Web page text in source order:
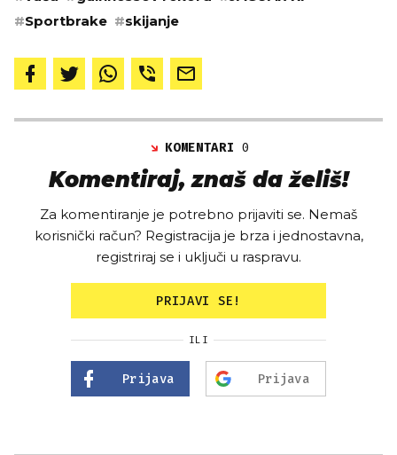
#Sportbrake #skijanje
KOMENTARI0
Komentiraj, znaš da želiš!
Za komentiranje je potrebno prijaviti se. Nemaš
korisnički račun? Registracija je brza i jednostavna,
registriraj se i uključi u raspravu.
PRIJAVI SE!
ILI
Prijava Prijava